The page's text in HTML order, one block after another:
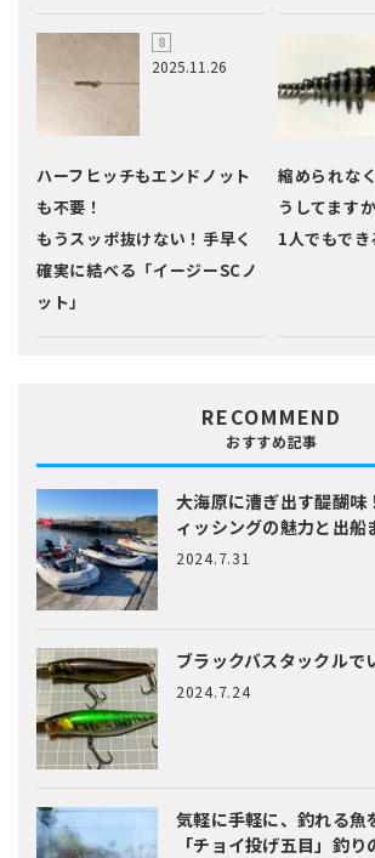
2025.11.26
ハーフヒッチもエンドノット
も不要！
もうスッポ抜けない！手早く
確実に結べる「イージーSCノ
ット」
縮められな
うしてます
1人でもで
RECOMMEND
おすすめ記事
大海原に漕ぎ出す醍醐味
ィッシングの魅力と出船
2024.7.31
ブラックバスタックルで
2024.7.24
気軽に手軽に、釣れる魚
「チョイ投げ五目」釣り